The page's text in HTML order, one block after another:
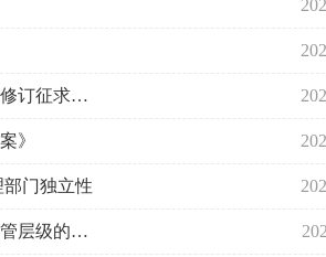
国家金融监督管理总局就《银行保险机构金融消费投诉处理管理办法（修订征求意见稿）》公开征求意见
》
部门独立性
国家金融监督管理总局发布《关于授权调整部分行政许可及报告事项监管层级的通知》